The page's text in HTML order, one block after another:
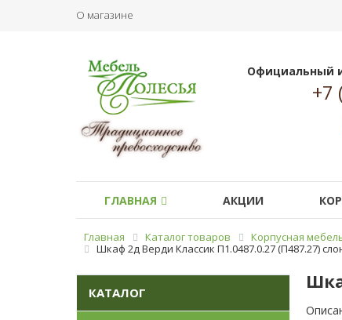
О магазине
Официальный
+7
ГЛАВНАЯ АКЦИИ
Главная Каталог товаров Корпусная
Шкаф 2д Верди Классик П1.0487.0.27 (П487.27)
КАТАЛОГ